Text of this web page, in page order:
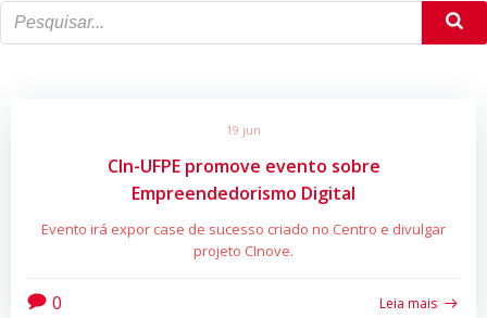
19 jun
CIn-UFPE promove evento sobre
Empreendedorismo Digital
Evento irá expor case de sucesso criado no Centro e divulgar
projeto CInove.
0 Leia mais